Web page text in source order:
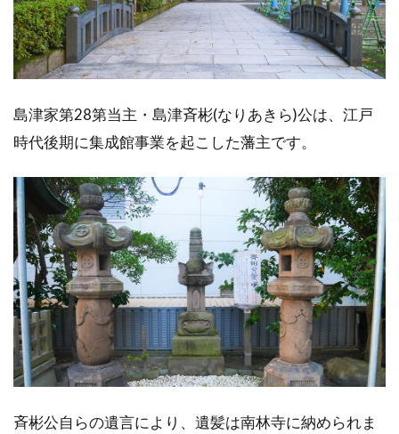
島津家第28第当主・島津斉彬(なりあきら)公は、江戸
時代後期に集成館事業を起こした藩主です。
斉彬公自らの遺言により、遺髪は南林寺に納められま